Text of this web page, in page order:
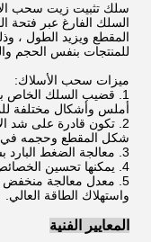
سلك تثبيت زيت سحب
السلك الفارغ عبر فتحة
المقطع ويزيد الطول ،
للمنتجات بنفس الحجم
ميزات سحب الأسلاك:
1. قضيب السلك
أملس وأشكال مختلفة
2. تكون قادرة على شد
شكل المقطع وحجمه في
3. معالجة الضغط البارد بشكل أساسي ، بأدوات ومعدات بسيطة.
4. يمكنها تحسين الخصائص الميكانيكية للمنتجات.
5. معدل معالجة
واستهلاك الطاقة العالي.
المعايير الفنية